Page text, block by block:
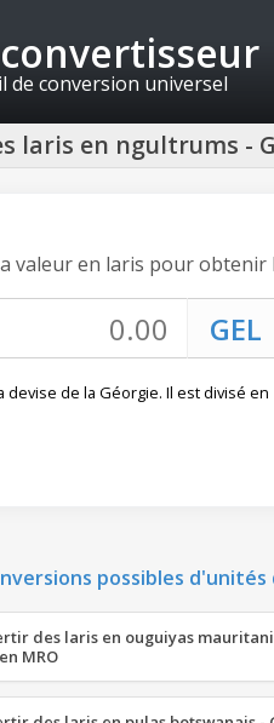
de conversion universel
laris en ngultrums -
valeur en laris pour
devise de la Géorgie. Il est divisé en
possibles d'unités
des laris en ouguiyas
MRO